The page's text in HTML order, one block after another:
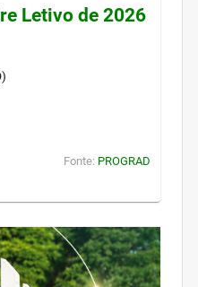
Letivo de 2026
Fonte: PROGRAD